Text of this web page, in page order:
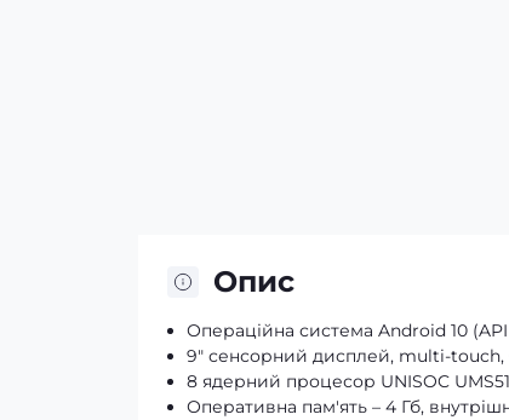
Опис
Операційна система Android 10
9" сенсорний дисплей, multi-touch,
8 ядерний процесор UNISOC
Оперативна пам'ять – 4 Гб,